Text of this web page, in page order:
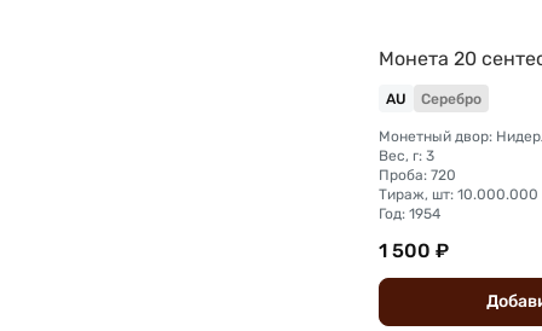
Монета 20
AU Серебро
Монетный двор:
Вес, г: 3
Проба: 720
Тираж, шт: 10.000.000
Год: 1954
1 500 ₽